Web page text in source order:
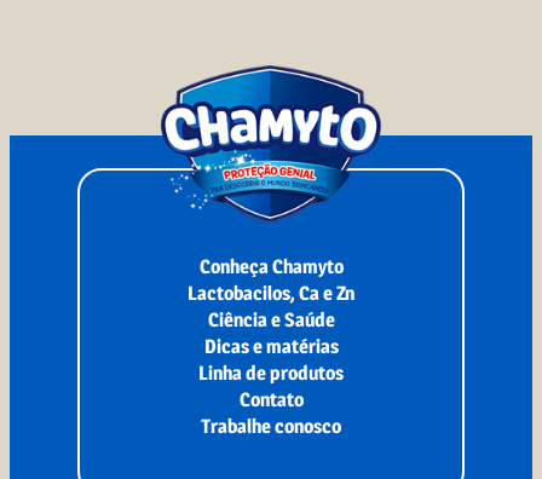
Conheça Chamyto
Lactobacilos, Ca e Zn
Ciência e Saúde
Dicas e matérias
Linha de produtos
Contato
Trabalhe conosco